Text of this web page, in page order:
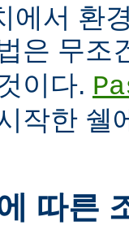
에서 환
은 무조
이다.
작한 쉘
따른